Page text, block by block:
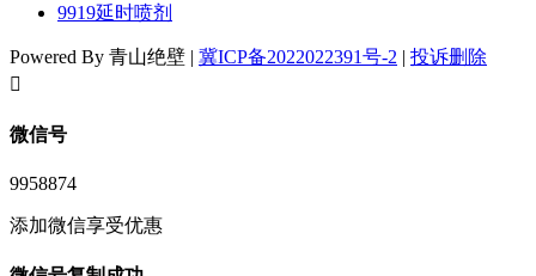
9919延时喷剂
Powered By 青山绝壁 | 冀ICP备2022022391号-2 | 投诉删除
󦘖
微信号
9958874
添加微信享受优惠